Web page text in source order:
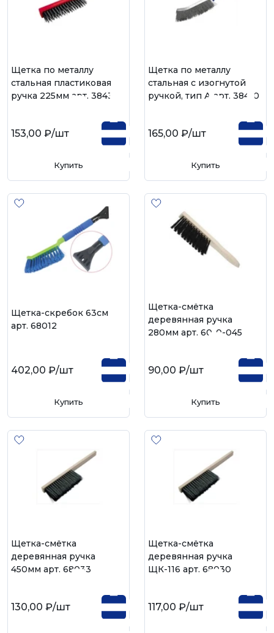
Щетка по металлу
стальная пластиковая
ручка 225мм арт. 38431
153,00 ₽/шт
Купить
Щетка по металлу
стальная с изогнутой
ручкой, тип А арт. 38410
165,00 ₽/шт
Купить
Щетка-скребок 63см
арт. 68012
402,00 ₽/шт
Купить
Щетка-смётка
деревянная ручка
280мм арт. 60-0-045
90,00 ₽/шт
Купить
Щетка-смётка
деревянная ручка
450мм арт. 68033
130,00 ₽/шт
Щетка-смётка
деревянная ручка
ЩК-116 арт. 68030
117,00 ₽/шт